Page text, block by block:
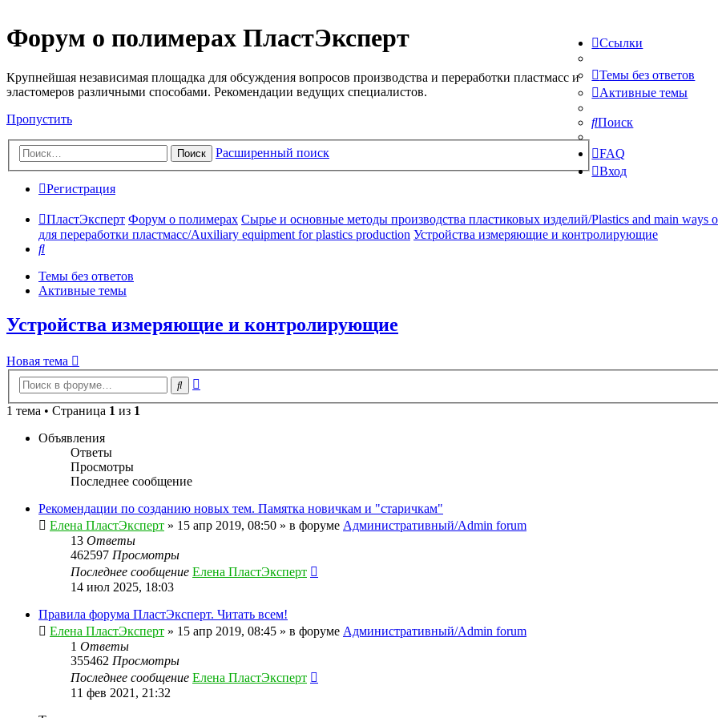
Форум о полимерах ПластЭксперт
Крупнейшая независимая площадка для обсуждения вопросов производства и переработки пластмасс и
эластомеров различными способами. Рекомендации ведущих специалистов.
Пропустить
Поиск Расширенный поиск
Ссылки
Темы без ответов
Активные темы
Поиск
FAQ
Вход
Регистрация
ПластЭксперт Форум о полимерах Сырье и основные методы производства пластиковых изделий/Plastics and main ways
для переработки пластмасс/Auxiliary equipment for plastics production Устройства измеряющие и контролирующие
Поиск
Темы без ответов
Активные темы
Устройства измеряющие и контролирующие
Новая тема
Поиск
1 тема • Страница 1 из 1
Объявления
Ответы
Просмотры
Последнее сообщение
Рекомендации по созданию новых тем. Памятка новичкам и "старичкам"
Елена ПластЭксперт » 15 апр 2019, 08:50 » в форуме Административный/Admin forum
13 Ответы
462597 Просмотры
Последнее сообщение Елена ПластЭксперт
14 июл 2025, 18:03
Правила форума ПластЭксперт. Читать всем!
Елена ПластЭксперт » 15 апр 2019, 08:45 » в форуме Административный/Admin forum
1 Ответы
355462 Просмотры
Последнее сообщение Елена ПластЭксперт
11 фев 2021, 21:32